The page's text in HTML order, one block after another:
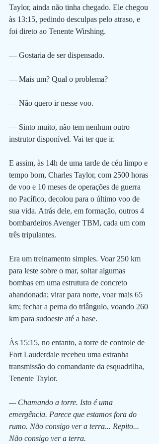
Taylor, ainda não tinha chegado. Ele chegou
às 13:15, pedindo desculpas pelo atraso, e
foi direto ao Tenente Wirshing.
— Gostaria de ser dispensado.
— Mais um? Qual o problema?
— Não quero ir nesse voo.
— Sinto muito, não tem nenhum outro
instrutor disponível. Vai ter que ir.
E assim, às 14h de uma tarde de céu limpo e
tempo bom, Charles Taylor, com 2500 horas
de voo e 10 meses de operações de guerra
no Pacífico, decolou para o último voo de
sua vida. Atrás dele, em formação, outros 4
bombardeiros Avenger TBM, cada um com
três tripulantes.
Era um treinamento simples. Voar 250 km
para leste sobre o mar, soltar algumas
bombas em uma estrutura de concreto
abandonada; virar para norte, voar mais 65
km; fechar a perna do triângulo, voando 260
km para sudoeste até a base.
Às 15:15, no entanto, a torre de controle de
Fort Lauderdale recebeu uma estranha
transmissão do comandante da esquadrilha,
Tenente Taylor.
— Chamando a torre. Isto é uma
emergência. Parece que estamos fora do
rumo. Não consigo ver a terra... Repito...
Não consigo ver a terra.